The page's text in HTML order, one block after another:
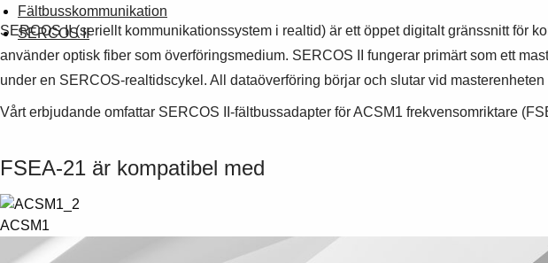
Fältbusskommunikation
SERCOS II
SERCOS II (seriellt kommunikationssystem i realtid) är ett öppet digitalt gränssnitt för
använder optisk fiber som överföringsmedium. SERCOS II fungerar primärt som ett
under en SERCOS-realtidscykel. All dataöverföring börjar och slutar vid
Vårt erbjudande omfattar SERCOS II-fältbussadapter för ACSM1 frekvensomriktare
FSEA-21 är kompatibel med
ACSM1